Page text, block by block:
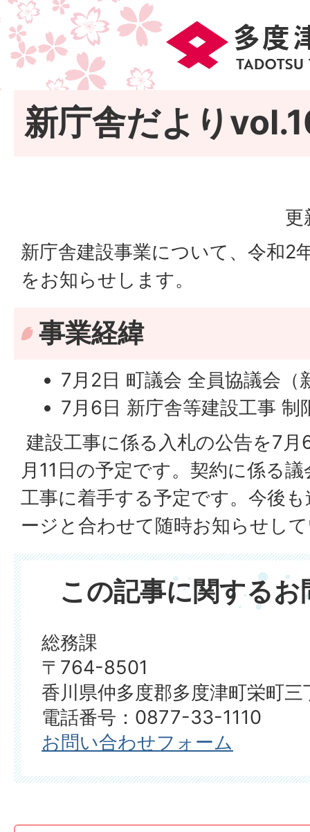
新庁舎だより
更
新庁舎建設事業について、令和2
をお知らせします。
事業経緯
7月2日 町議会 全員協議会（
7月6日 新庁舎等建設工事 制
建設工事に係る入札の公告を7
月11日の予定です。契約に係る
工事に着手する予定です。今後
ージと合わせて随時お知らせし
この記事に関する
総務課
〒764-8501
香川県仲多度郡多度津町栄町
電話番号：0877-33-1110
お問い合わせフォーム